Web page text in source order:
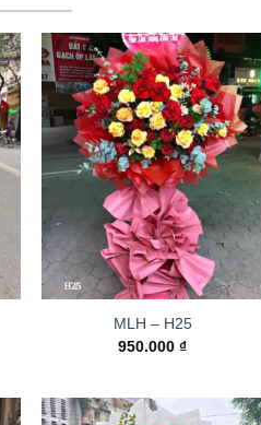
MLH – H25
950.000₫